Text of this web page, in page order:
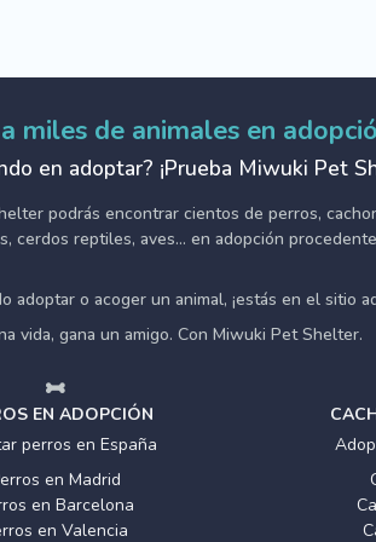
miles de animales en
en adoptar? ¡Prueba Miwuki Pet
podrás encontrar cientos de perros,
cerdos reptiles, aves... en adopción
adoptar o acoger un animal, ¡estás en el sitio
vida, gana un amigo. Con Miwuki Pet Shelter.
EN ADOPCIÓN
perros en España
en Madrid
en Barcelona
en Valencia